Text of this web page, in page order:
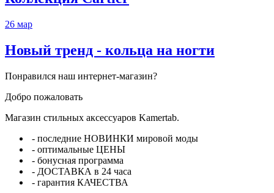
26 мар
Новый тренд - кольца на ногти
Понравился наш интернет-магазин?
Добро пожаловать
Магазин стильных аксессуаров Kamertab.
- последние НОВИНКИ мировой моды
- оптимальные ЦЕНЫ
- бонусная программа
- ДОСТАВКА в 24 часа
- гарантия КАЧЕСТВА